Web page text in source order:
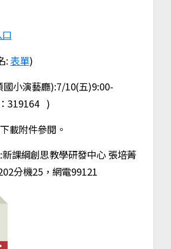
: 表單)
國小演藝廳):7/10(五)9:00-
319164 )
載附件參閱。
課綱創思教學研發中心 張培菁
分機25，網電99121